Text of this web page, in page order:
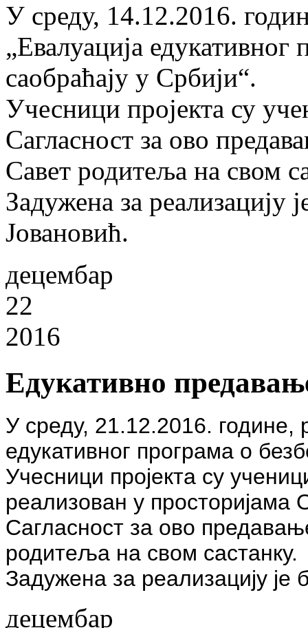
У среду, 14.12.2016.
„Евалуација
саобраћају у Србији“.
Учесници пројекта су
Сагласност за ово
Савет родитеља на свом
Задужена за реализацију
Јовановић.
децембар
22
2016
Едукативно
У среду, 21.12.2016. године,
едукативног програма о
Учесници пројекта су
реализован у
Сагласност за ово
родитеља на свом састанку.
Задужена за реализацију је
децембар